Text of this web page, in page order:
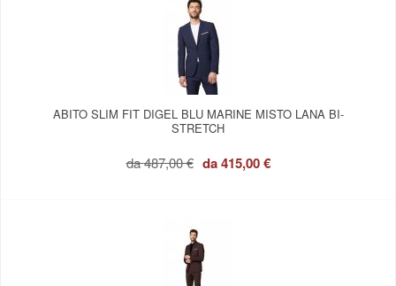
ABITO SLIM FIT DIGEL BLU MARINE MISTO LANA BI-
STRETCH
da487,00 € da415,00 €